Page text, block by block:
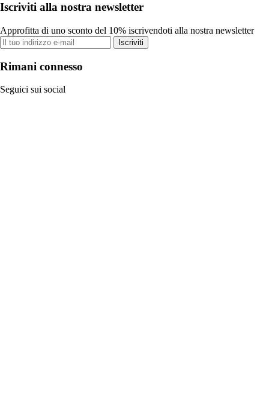
Iscriviti alla nostra newsletter
Approfitta di uno sconto del 10% iscrivendoti alla nostra newsletter
Iscriviti
Rimani connesso
Seguici sui social